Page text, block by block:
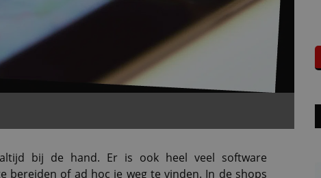
bij de hand. Er is ook heel veel software
of ad hoc je weg te vinden. In de shops